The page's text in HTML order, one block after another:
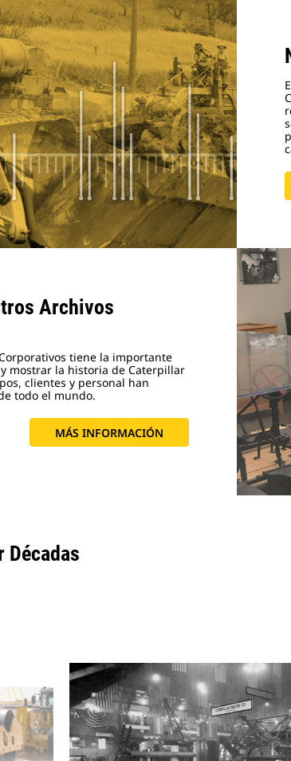
Archivos
tiene la importante
mostrar la historia de Caterpillar
clientes y personal han
todo el mundo.
MÁS INFORMACIÓN
Décadas